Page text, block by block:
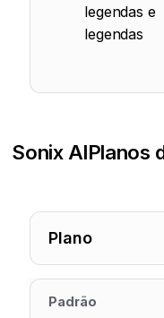
legendas e
legendas
Sonix AIPlanos
Plano
Padrão